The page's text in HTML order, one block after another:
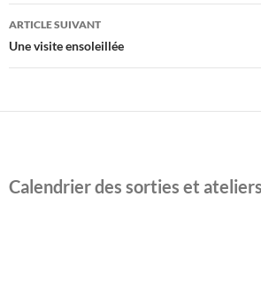
articles
ARTICLE SUIVANT
Une visite ensoleillée
Calendrier des sorties et ateliers